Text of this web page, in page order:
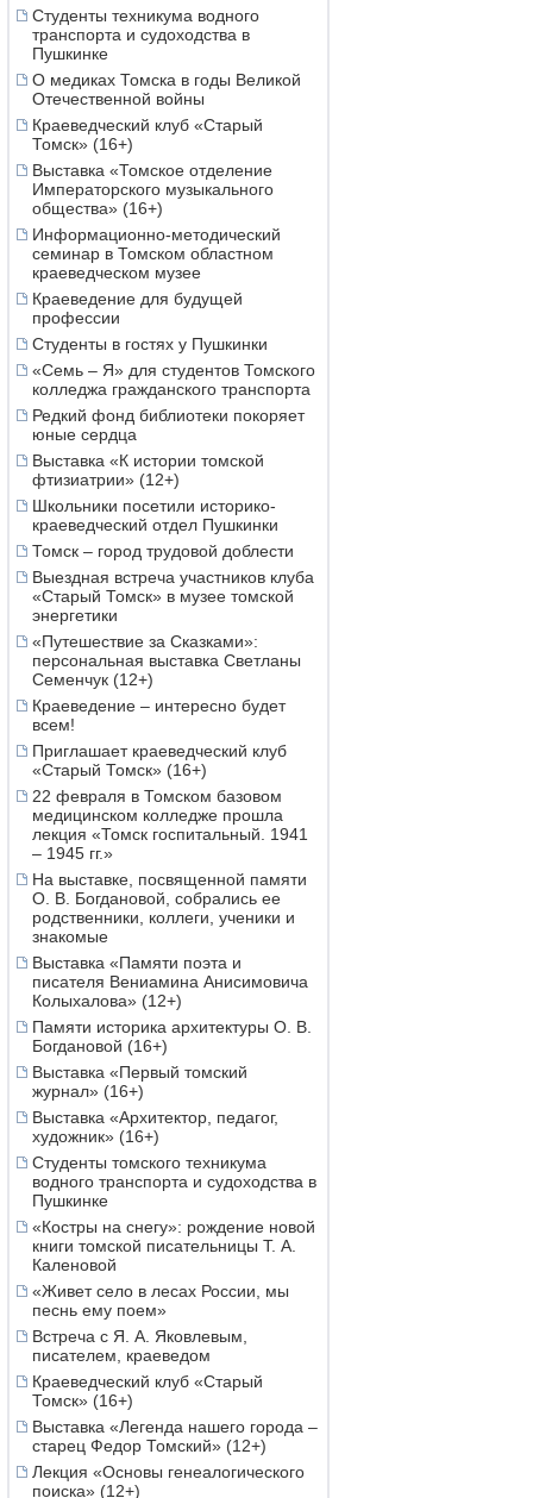
Студенты техникума водного
транспорта и судоходства в
Пушкинке
О медиках Томска в годы Великой
Отечественной войны
Краеведческий клуб «Старый
Томск» (16+)
Выставка «Томское отделение
Императорского музыкального
общества» (16+)
Информационно-методический
семинар в Томском областном
краеведческом музее
Краеведение для будущей
профессии
Студенты в гостях у Пушкинки
«Семь – Я» для студентов Томского
колледжа гражданского транспорта
Редкий фонд библиотеки покоряет
юные сердца
Выставка «К истории томской
фтизиатрии» (12+)
Школьники посетили историко-
краеведческий отдел Пушкинки
Томск – город трудовой доблести
Выездная встреча участников клуба
«Старый Томск» в музее томской
энергетики
«Путешествие за Сказками»:
персональная выставка Светланы
Семенчук (12+)
Краеведение – интересно будет
всем!
Приглашает краеведческий клуб
«Старый Томск» (16+)
22 февраля в Томском базовом
медицинском колледже прошла
лекция «Томск госпитальный. 1941
– 1945 гг.»
На выставке, посвященной памяти
О. В. Богдановой, собрались ее
родственники, коллеги, ученики и
знакомые
Выставка «Памяти поэта и
писателя Вениамина Анисимовича
Колыхалова» (12+)
Памяти историка архитектуры О. В.
Богдановой (16+)
Выставка «Первый томский
журнал» (16+)
Выставка «Архитектор, педагог,
художник» (16+)
Студенты томского техникума
водного транспорта и судоходства в
Пушкинке
«Костры на снегу»: рождение новой
книги томской писательницы Т. А.
Каленовой
«Живет село в лесах России, мы
песнь ему поем»
Встреча с Я. А. Яковлевым,
писателем, краеведом
Краеведческий клуб «Старый
Томск» (16+)
Выставка «Легенда нашего города –
старец Федор Томский» (12+)
Лекция «Основы генеалогического
поиска» (12+)